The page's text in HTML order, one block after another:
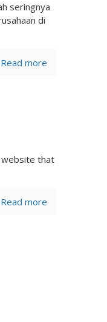
seringnya
di
Read more
website that
Read more